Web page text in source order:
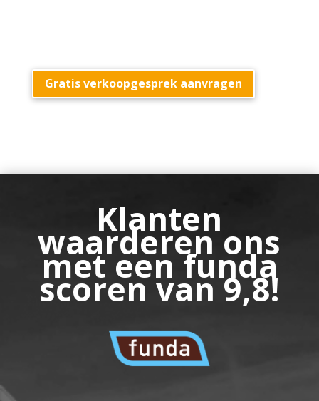
Gratis verkoopgesprek aanvragen
Klanten
waarderen ons
met een funda
scoren van 9,8!